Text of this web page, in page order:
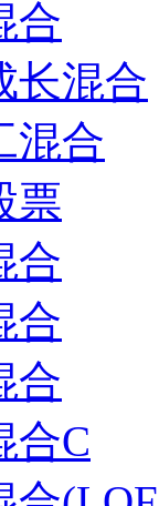
合
长混合
混合
票
合
合
合
合C